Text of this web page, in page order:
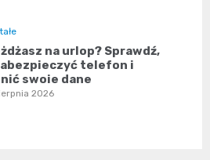
na urlop? Sprawdź,
telefon i
swoje dane
2026